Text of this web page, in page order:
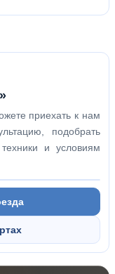
приехать к нам
подобрать
и условиям